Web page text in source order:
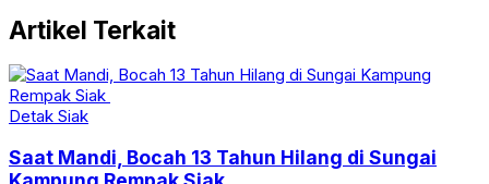
Artikel Terkait
Detak Siak
Saat Mandi, Bocah 13 Tahun Hilang di Sungai